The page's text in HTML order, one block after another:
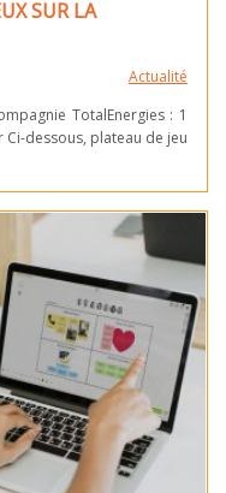
SUR LA
Actualité
TotalEnergies : 1
dessous, plateau de jeu